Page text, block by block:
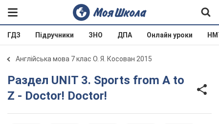
ГДЗ Підручники ЗНО ДПА Онлайн уроки
Англійська мова 7 клас О. Я. Косован 2015
Раздел UNIT 3. Sports from A to
Z - Doctor! Doctor!